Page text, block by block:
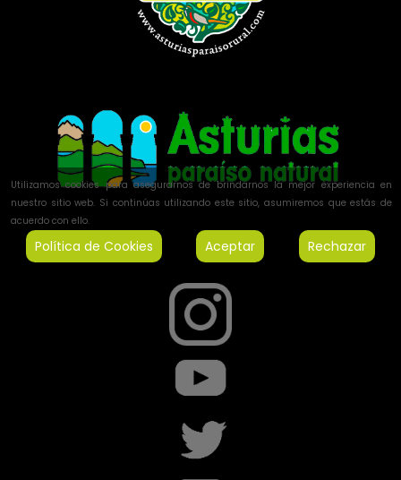
Utilizamos cookies para asegurarnos de brindarnos la mejor experiencia en
nuestro sitio web. Si continúas utilizando este sitio, asumiremos que estás de
acuerdo con ello.
Política de Cookies Aceptar Rechazar